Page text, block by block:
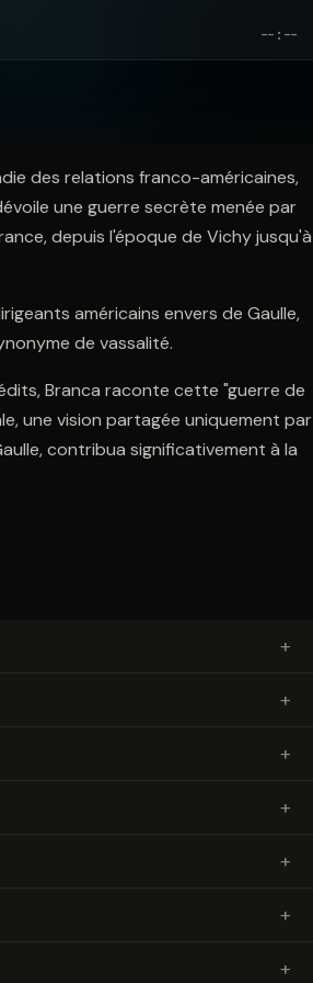
--:--
des relations franco-américaines,
une guerre secrète menée par
depuis l'époque de Vichy jusqu'à
américains envers de Gaulle,
de vassalité.
Branca raconte cette "guerre de
une vision partagée uniquement par
contribua significativement à la
+
+
+
+
+
+
+